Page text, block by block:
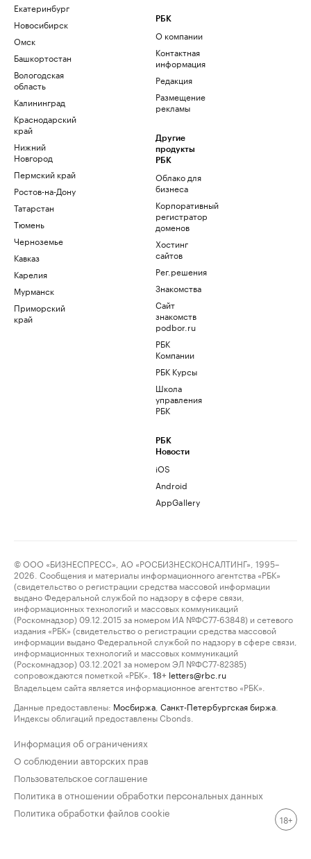
Екатеринбург
Новосибирск
Омск
Башкортостан
Вологодская
область
Калининград
Краснодарский
край
Нижний
Новгород
Пермский край
Ростов-на-Дону
Татарстан
Тюмень
Черноземье
Кавказ
Карелия
Мурманск
Приморский
край
РБК
О компании
Контактная
информация
Редакция
Размещение
рекламы
Другие
продукты
РБК
Облако для
бизнеса
Корпоративный
регистратор
доменов
Хостинг
сайтов
Рег.решения
Знакомства
Сайт
знакомств
podbor.ru
РБК
Компании
РБК Курсы
Школа
управления
РБК
РБК
Новости
iOS
Android
AppGallery
© ООО «БИЗНЕСПРЕСС», АО «РОСБИЗНЕСКОНСАЛТИНГ», 1995–
2026. Сообщения и материалы информационного агентства «РБК»
(свидетельство о регистрации средства массовой информации
выдано Федеральной службой по надзору в сфере связи,
информационных технологий и массовых коммуникаций
(Роскомнадзор) 09.12.2015 за номером ИА №ФС77-63848) и сетевого
издания «РБК» (свидетельство о регистрации средства массовой
информации выдано Федеральной службой по надзору в сфере связи,
информационных технологий и массовых коммуникаций
(Роскомнадзор) 03.12.2021 за номером ЭЛ №ФС77-82385)
сопровождаются пометкой «РБК».
18+ letters@rbc.ru
Владельцем сайта является информационное агентство «РБК».
Данные предоставлены: Мосбиржа Санкт-Петербургская биржа
Индексы облигаций предоставлены Cbonds.
Информация об ограничениях
О соблюдении авторских прав
Пользовательское соглашение
Политика в отношении обработки персональных данных
Политика обработки файлов cookie
18+